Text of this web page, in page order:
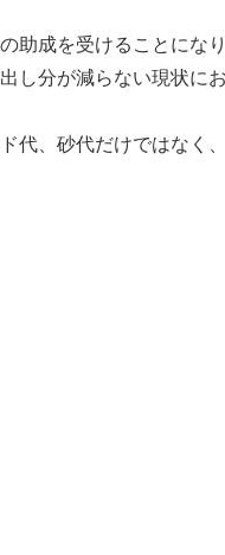
助成を受けることになり
し分が減らない現状に
代、砂代だけではなく